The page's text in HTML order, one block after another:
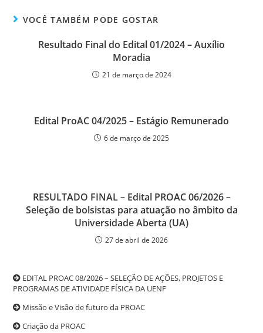
VOCÊ TAMBÉM PODE GOSTAR
Resultado Final do Edital 01/2024 – Auxílio
Moradia
21 de março de 2024
Edital ProAC 04/2025 – Estágio Remunerado
6 de março de 2025
RESULTADO FINAL – Edital PROAC 06/2026 –
Seleção de bolsistas para atuação no âmbito da
Universidade Aberta (UA)
27 de abril de 2026
EDITAL PROAC 08/2026 – SELEÇÃO DE AÇÕES, PROJETOS E
PROGRAMAS DE ATIVIDADE FÍSICA DA UENF
Missão e Visão de futuro da PROAC
Criação da PROAC